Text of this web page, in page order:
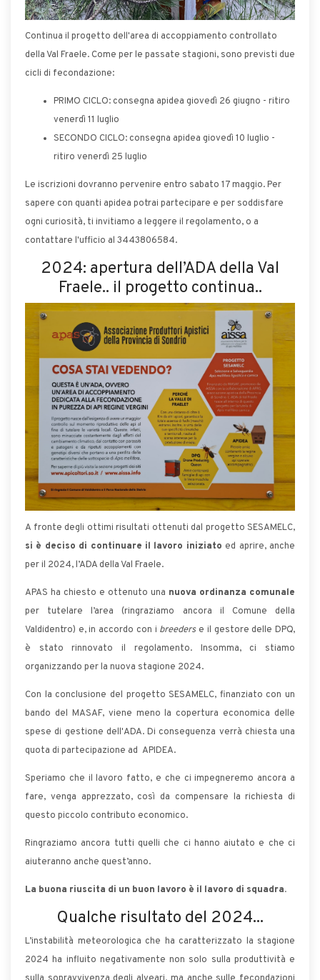
Continua il progetto dell'area di accoppiamento controllato
della Val Fraele. Come per le passate stagioni, sono previsti due
cicli di fecondazione:
PRIMO CICLO: consegna apidea giovedì 26 giugno - ritiro
venerdì 11 luglio
SECONDO CICLO: consegna apidea giovedì 10 luglio -
ritiro venerdì 25 luglio
Le iscrizioni dovranno pervenire entro sabato 17 maggio. Per
sapere con quanti apidea potrai partecipare e per soddisfare
ogni curiosità, ti invitiamo a leggere il regolamento, o a
contattare l'ufficio al 3443806584.
2024: apertura dell’ADA della Val
Fraele.. il progetto continua..
A fronte degli ottimi risultati ottenuti dal progetto SESAMELC,
si è deciso di continuare il lavoro iniziato ed aprire, anche
per il 2024, l’ADA della Val Fraele.
APAS ha chiesto e ottenuto una nuova ordinanza comunale
per tutelare l’area (ringraziamo ancora il Comune della
Valdidentro) e, in accordo con i breederse il gestore delle DPQ,
è stato rinnovato il regolamento. Insomma, ci stiamo
organizzando per la nuova stagione 2024.
Con la conclusione del progetto SESAMELC, finanziato con un
bando del MASAF, viene meno la copertura economica delle
spese di gestione dell'ADA. Di conseguenza verrà chiesta una
quota di partecipazione ad APIDEA.
Speriamo che il lavoro fatto, e che ci impegneremo ancora a
fare, venga apprezzato, così da compensare la richiesta di
questo piccolo contributo economico.
Ringraziamo ancora tutti quelli che ci hanno aiutato e che ci
aiuteranno anche quest’anno.
La buona riuscita di un buon lavoro è il lavoro di squadra.
Qualche risultato del 2024...
L’instabilità meteorologica che ha caratterizzato la stagione
2024 ha influito negativamente non solo sulla produttività e